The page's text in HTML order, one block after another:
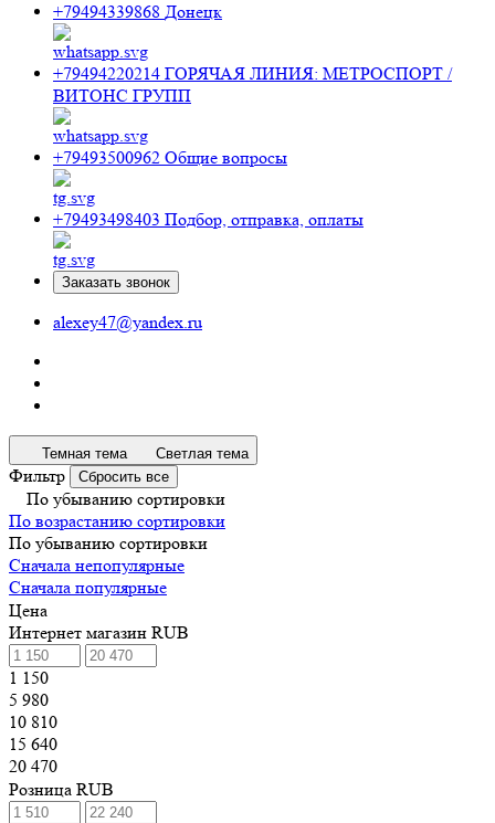
+79494339868 Донецк
+79494220214 ГОРЯЧАЯ ЛИНИЯ: МЕТРОСПОРТ /
ВИТОНС ГРУПП
+79493500962 Общие вопросы
+79493498403 Подбор, отправка, оплаты
Заказать звонок
alexey47@yandex.ru
Темная тема Светлая тема
Фильтр Сбросить все
По убыванию сортировки
По возрастанию сортировки
По убыванию сортировки
Сначала непопулярные
Сначала популярные
Цена
Интернет магазин RUB
1 150
5 980
10 810
15 640
20 470
Розница RUB